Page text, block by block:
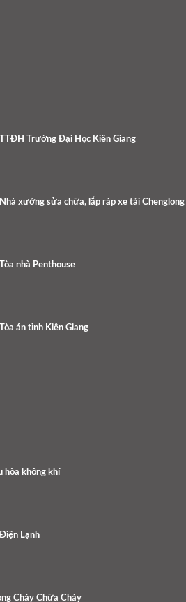
Trường Đại Học Kiên Giang
xưởng sửa chữa, lắp ráp xe tải Chenglong
nhà Penthouse
án tỉnh Kiên Giang
hòa không khí
Lạnh
Cháy Chữa Cháy